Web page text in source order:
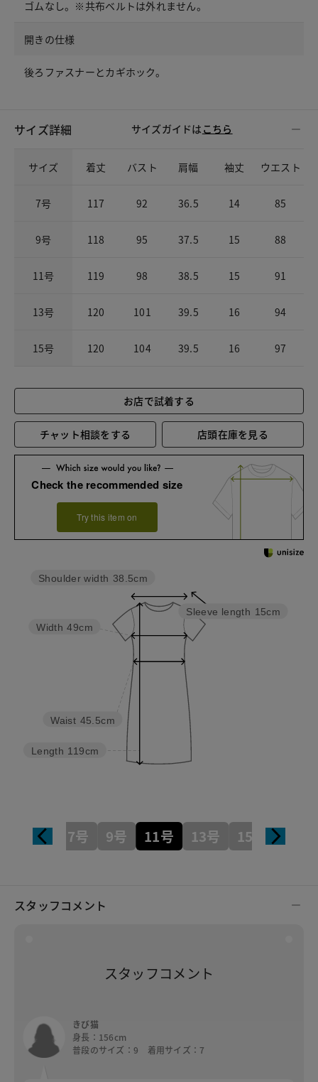
ゴムなし。※共布ベルトは外れません。
開きの仕様
後ろファスナーとカギホック。
サイズ詳細 サイズガイドは こちら
サイズ 着丈 バスト 肩幅 袖丈 ウエスト
7号 117 92 36.5 14 85
9号 118 95 37.5 15 88
11号 119 98 38.5 15 91
13号 120 101 39.5 16 94
15号 120 104 39.5 16 97
お店で試着する
チャット相談をする 店頭在庫を見る
Check the recommended size
Try this item on
Sleeve length 15cm
Length 119cm
Waist 45.5cm
Width 49cm
Shoulder width 38.5cm
7号 9号 11号 13号 15号
スタッフコメント
スタッフコメント
きび猫
身長：156cm
普段のサイズ：9 着用サイズ：7